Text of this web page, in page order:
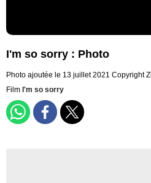
I'm so sorry : Photo
Photo ajoutée le 13 juillet 2021 Copyright
Film I'm so sorry